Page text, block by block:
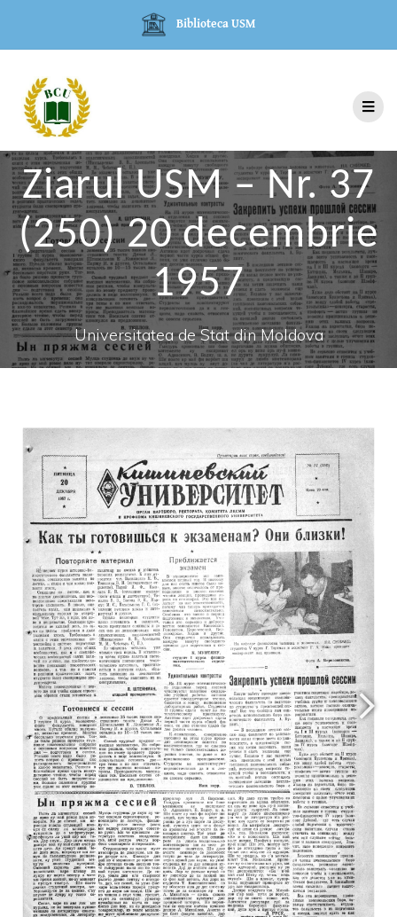
Biblioteca USM
Ziarul USM – Nr. 37
(250) 20 decembrie
1957
Universitatea de Stat din Moldova